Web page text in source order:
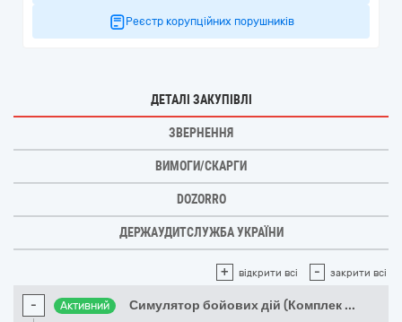
Реєстр корупційних порушників
ДЕТАЛІ ЗАКУПІВЛІ
ЗВЕРНЕННЯ
ВИМОГИ/СКАРГИ
DOZORRO
ДЕРЖАУДИТСЛУЖБА УКРАЇНИ
+ відкрити всі - закрити всі
- Активний Симулятор бойових дій (Комплек ...